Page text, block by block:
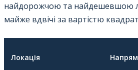
найдорожчою та найдешевшою
майже вдвічі за вартістю
Локація